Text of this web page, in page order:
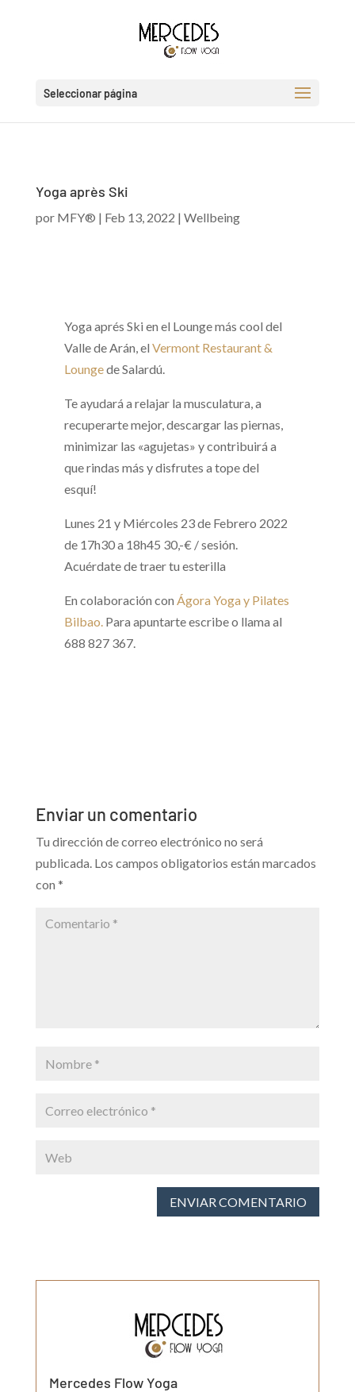
Seleccionar página
Yoga après Ski
por MFY® | Feb 13, 2022 | Wellbeing
Yoga aprés Ski en el Lounge más cool del
Valle de Arán, el Vermont Restaurant &
Loungede Salardú.
Te ayudará a relajar la musculatura, a
recuperarte mejor, descargar las piernas,
minimizar las «agujetas» y contribuirá a
que rindas más ydisfrutes a tope del
esquí!
Lunes 21 y Miércoles 23 de Febrero 2022
de 17h30 a 18h45 30,-€ / sesión.
Acuérdate de traer tu esterilla
En colaboración con Ágora Yoga y Pilates
Bilbao.Para apuntarte escribe o llama al
688 827 367.
Enviar un comentario
Tu dirección de correo electrónico no será
publicada. Los campos obligatorios están marcados
con *
ENVIAR COMENTARIO
Mercedes Flow Yoga